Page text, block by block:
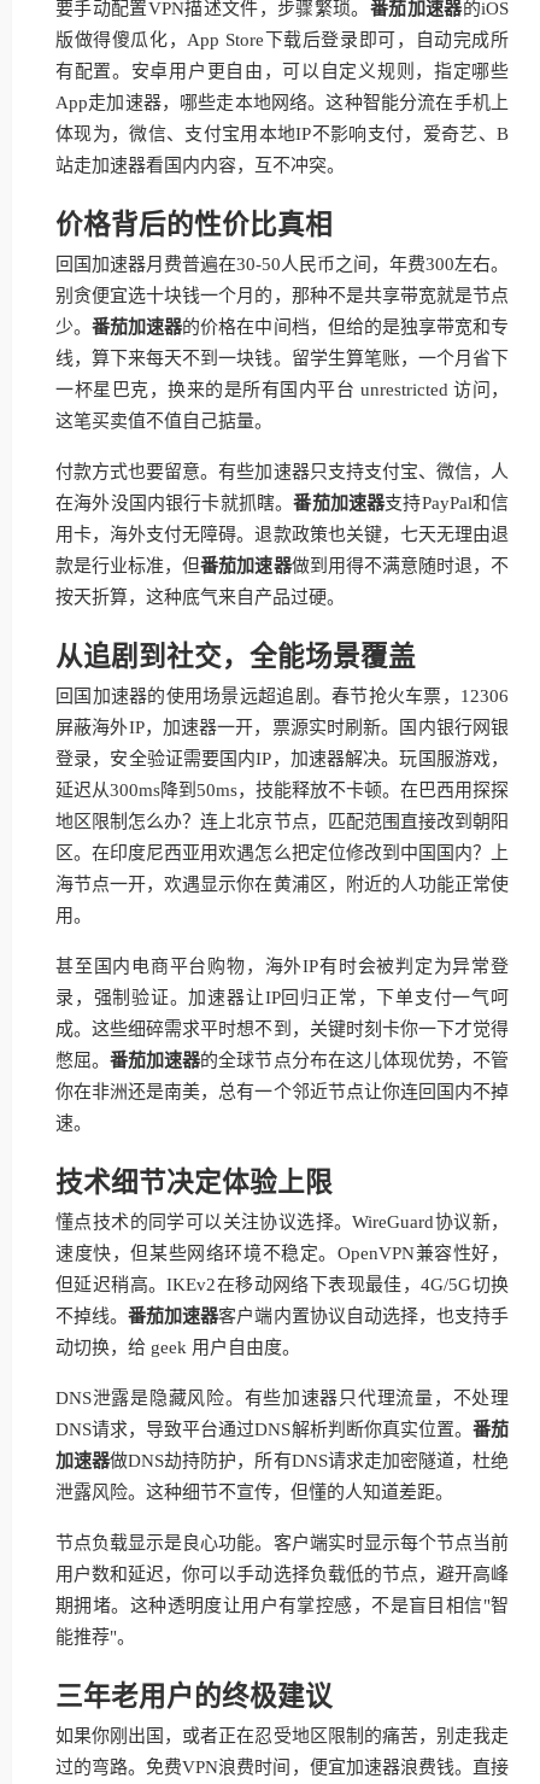
要手动配置VPN描述文件，步骤繁琐。 番茄加速器的iOS
版做得傻瓜化，App Store下载后登录即可，自动完成所
有配置。安卓用户更自由，可以自定义规则，指定哪些
App走加速器，哪些走本地网络。这种智能分流在手机上
体现为，微信、支付宝用本地IP不影响支付，爱奇艺、B
站走加速器看国内内容，互不冲突。
价格背后的性价比真相
回国加速器月费普遍在30-50人民币之间，年费300左右。
别贪便宜选十块钱一个月的，那种不是共享带宽就是节点
少。番茄加速器的价格在中间档，但给的是独享带宽和专
线，算下来每天不到一块钱。留学生算笔账，一个月省下
一杯星巴克，换来的是所有国内平台 unrestricted 访问，
这笔买卖值不值自己掂量。
付款方式也要留意。有些加速器只支持支付宝、微信，人
在海外没国内银行卡就抓瞎。番茄加速器支持PayPal和信
用卡，海外支付无障碍。退款政策也关键，七天无理由退
款是行业标准，但番茄加速器做到用得不满意随时退，不
按天折算，这种底气来自产品过硬。
从追剧到社交，全能场景覆盖
回国加速器的使用场景远超追剧。春节抢火车票，12306
屏蔽海外IP，加速器一开，票源实时刷新。国内银行网银
登录，安全验证需要国内IP，加速器解决。玩国服游戏，
延迟从300ms降到50ms，技能释放不卡顿。在巴西用探探
地区限制怎么办？连上北京节点，匹配范围直接改到朝阳
区。在印度尼西亚用欢遇怎么把定位修改到中国国内？上
海节点一开，欢遇显示你在黄浦区，附近的人功能正常使
用。
甚至国内电商平台购物，海外IP有时会被判定为异常登
录，强制验证。加速器让IP回归正常，下单支付一气呵
成。这些细碎需求平时想不到，关键时刻卡你一下才觉得
憋屈。番茄加速器的全球节点分布在这儿体现优势，不管
你在非洲还是南美，总有一个邻近节点让你连回国内不掉
速。
技术细节决定体验上限
懂点技术的同学可以关注协议选择。WireGuard协议新，
速度快，但某些网络环境不稳定。OpenVPN兼容性好，
但延迟稍高。IKEv2在移动网络下表现最佳，4G/5G切换
不掉线。番茄加速器客户端内置协议自动选择，也支持手
动切换，给 geek 用户自由度。
DNS泄露是隐藏风险。有些加速器只代理流量，不处理
DNS请求，导致平台通过DNS解析判断你真实位置。 番茄
加速器做DNS劫持防护，所有DNS请求走加密隧道，杜绝
泄露风险。这种细节不宣传，但懂的人知道差距。
节点负载显示是良心功能。客户端实时显示每个节点当前
用户数和延迟，你可以手动选择负载低的节点，避开高峰
期拥堵。这种透明度让用户有掌控感，不是盲目相信"智
能推荐"。
三年老用户的终极建议
如果你刚出国，或者正在忍受地区限制的痛苦，别走我走
过的弯路。免费VPN浪费时间，便宜加速器浪费钱。直接